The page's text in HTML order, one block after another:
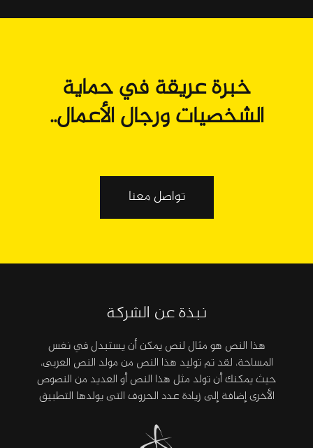
خبرة عريقة في حماية
الشخصيات ورجال الأعمال..
تواصل معنا
نبذة عن الشركة
هذا النص هو مثال لنص يمكن أن يستبدل في نفس
المساحة، لقد تم توليد هذا النص من مولد النص العربى،
حيث يمكنك أن تولد مثل هذا النص أو العديد من النصوص
الأخرى إضافة إلى زيادة عدد الحروف التى يولدها التطبيق